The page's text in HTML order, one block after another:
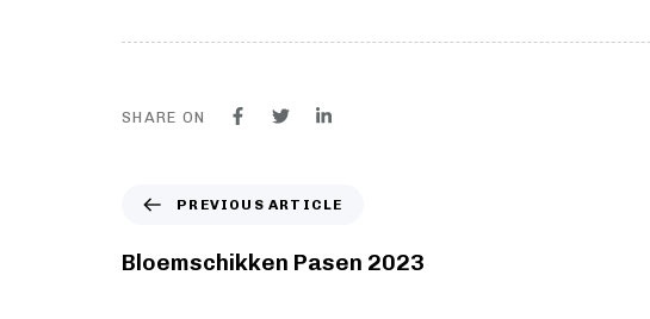
SHARE ON
PREVIOUS ARTICLE
Bloemschikken Pasen 2023